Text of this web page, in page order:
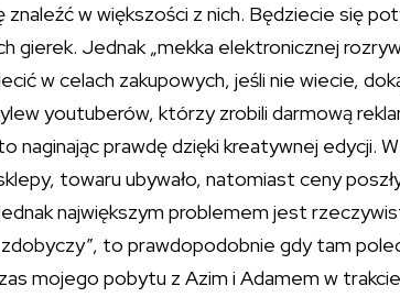
w większości z nich. Będziecie się
gierek. Jednak „mekka elektronicznej
w celach zakupowych, jeśli nie wiecie,
youtuberów, którzy zrobili darmową
naginając prawdę dzięki kreatywnej edycji.
towaru ubywało, natomiast ceny
największym problemem jest
to prawdopodobnie gdy tam
mojego pobytu z Azim i Adamem w